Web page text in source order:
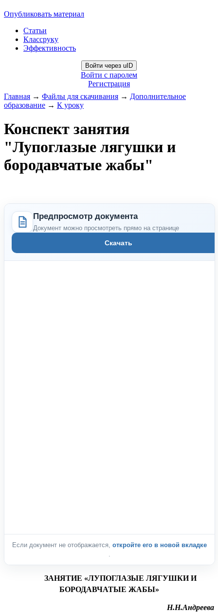
Опубликовать материал
Статьи
Классруку
Эффективность
Войти через uID
Войти с паролем
Регистрация
Главная → Файлы для скачивания → Дополнительное
образование → К уроку
Конспект занятия
"Лупоглазые лягушки и
бородавчатые жабы"
Предпросмотр документа
Документ можно просмотреть прямо на странице
Скачать
Если документ не отображается, откройте его в новой вкладке
ЗАНЯТИЕ «ЛУПОГЛАЗЫЕ ЛЯГУШКИ И
БОРОДАВЧАТЫЕ ЖАБЫ»
Н.Н.Андреева